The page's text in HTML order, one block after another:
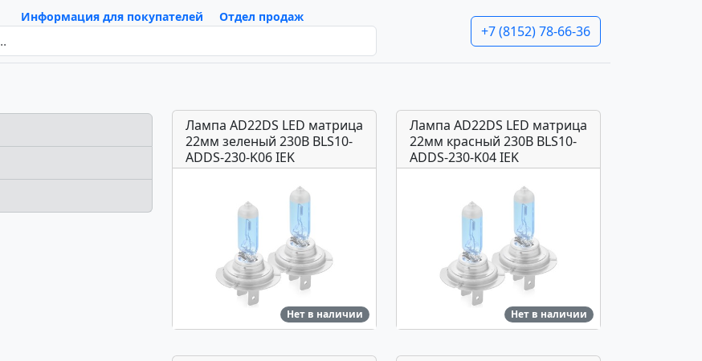
Информация для покупателей Отдел продаж
+7 (8152) 78-66-36
Лампа AD22DS LED матрица
22мм зеленый 230В BLS10-
ADDS-230-K06 IEK
Нет в наличии
Лампа AD22DS LED матрица
22мм красный 230В BLS10-
ADDS-230-K04 IEK
Нет в наличии